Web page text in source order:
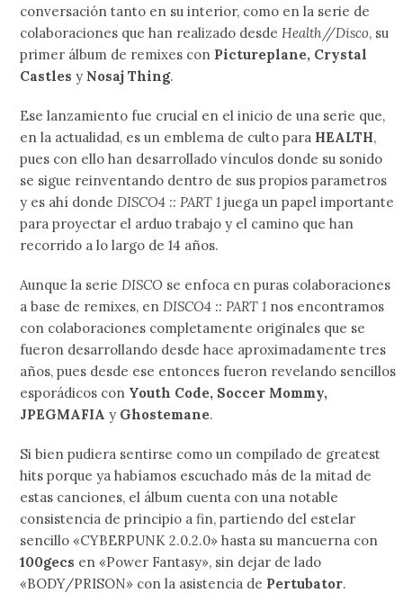
conversación tanto en su interior, como en la serie de
colaboraciones que han realizado desdeHealth//Disco, su
primer álbum de remixes con Pictureplane, Crystal
Castlesy Nosaj Thing.
Ese lanzamiento fue crucial en el inicio de una serie que,
en la actualidad, es un emblema de culto para HEALTH,
pues con ello han desarrollado vínculos donde su sonido
se sigue reinventando dentro de sus propios parametros
y es ahí donde DISCO4 :: PART 1 juega un papel importante
para proyectar el arduo trabajo y el camino que han
recorrido a lo largo de 14 años.
Aunque la serieDISCO se enfoca en puras colaboraciones
a base de remixes, enDISCO4 :: PART 1 nos encontramos
con colaboraciones completamente originales que se
fueron desarrollando desde hace aproximadamente tres
años, pues desde ese entonces fueron revelando sencillos
esporádicos con Youth Code, Soccer Mommy,
JPEGMAFIAy Ghostemane.
Si bien pudiera sentirse como un compilado de greatest
hits porque ya habíamos escuchado más de la mitad de
estas canciones, el álbum cuenta con una notable
consistencia de principio a fin, partiendo del estelar
sencillo «CYBERPUNK 2.0.2.0» hasta su mancuerna con
100gecs en «Power Fantasy», sin dejar de lado
«BODY/PRISON» con la asistencia de Pertubator.